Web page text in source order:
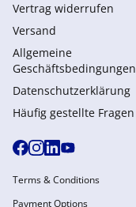
Vertrag widerrufen
Versand
Allgemeine
Geschäftsbedingungen
Datenschutzerklärung
Häufig gestellte Fragen
Terms & Conditions
Payment Options